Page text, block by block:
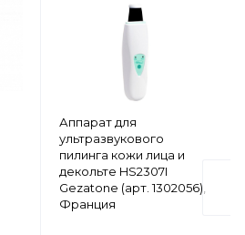
Аппарат для
ультразвукового
пилинга кожи лица и
декольте HS2307I
Gezatone (арт. 1302056),
Франция